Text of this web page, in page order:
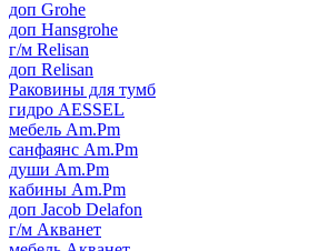
доп Grohe
доп Hansgrohe
г/м Relisan
доп Relisan
Раковины для тумб
гидро AESSEL
мебель Am.Pm
санфаянс Am.Pm
души Am.Pm
кабины Am.Pm
доп Jacob Delafon
г/м Акванет